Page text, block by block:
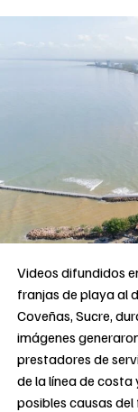
Videos difundidos
franjas de playa al
Coveñas, Sucre,
imágenes
prestadores de
de la línea de costa
posibles causas del